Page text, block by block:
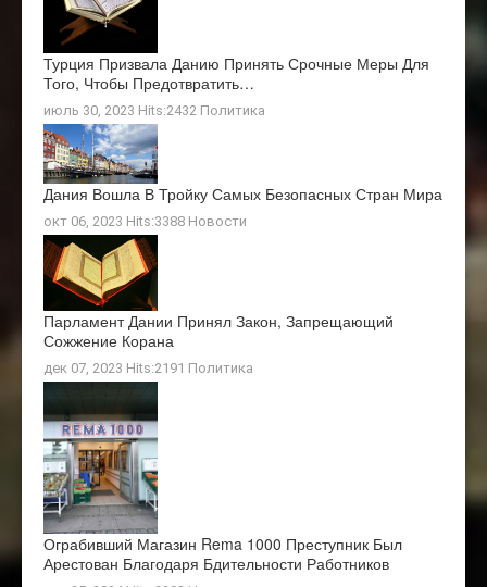
Турция Призвала Данию Принять Срочные Меры Для
Того, Чтобы Предотвратить…
июль 30, 2023 Hits:2432 Политика
Дания Вошла В Тройку Самых Безопасных Стран Мира
окт 06, 2023 Hits:3388 Новости
Парламент Дании Принял Закон, Запрещающий
Сожжение Корана
дек 07, 2023 Hits:2191 Политика
Ограбивший Магазин Rema 1000 Преступник Был
Арестован Благодаря Бдительности Работников